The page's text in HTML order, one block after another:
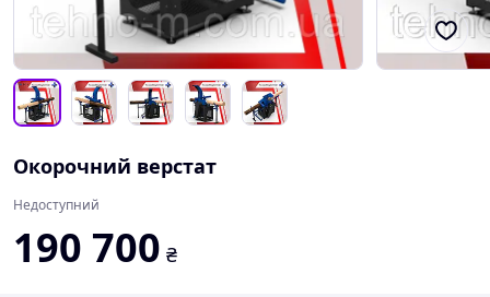
Окорочний верстат
Недоступний
190 700 ₴